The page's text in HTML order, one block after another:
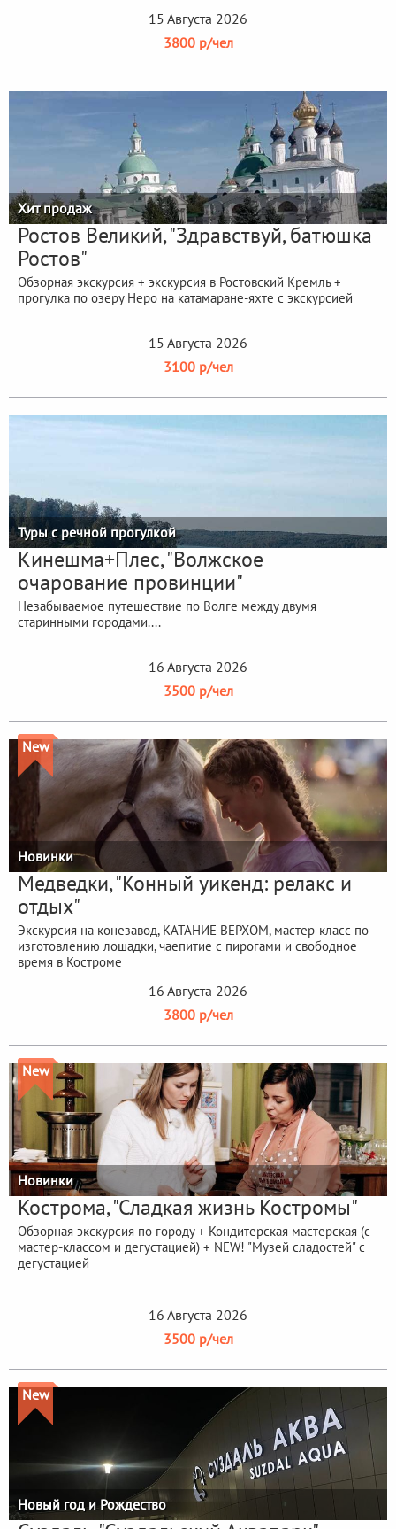
15 Августа 2026
3800 р/чел
Хит продаж
Ростов Великий, "Здравствуй, батюшка
Ростов"
Обзорная экскурсия + экскурсия в Ростовский Кремль +
прогулка по озеру Неро на катамаране-яхте с экскурсией
15 Августа 2026
3100 р/чел
Туры с речной прогулкой
Кинешма+Плес, "Волжское
очарование провинции"
Незабываемое путешествие по Волге между двумя
старинными городами....
16 Августа 2026
3500 р/чел
New
Новинки
Медведки, "Конный уикенд: релакс и
отдых"
Экскурсия на конезавод, КАТАНИЕ ВЕРХОМ, мастер-класс по
изготовлению лошадки, чаепитие с пирогами и свободное
время в Костроме
16 Августа 2026
3800 р/чел
New
Новинки
Кострома, "Сладкая жизнь Костромы"
Обзорная экскурсия по городу + Кондитерская мастерская (с
мастер-классом и дегустацией) + NEW! "Музей сладостей" с
дегустацией
16 Августа 2026
3500 р/чел
New
Новый год и Рождество